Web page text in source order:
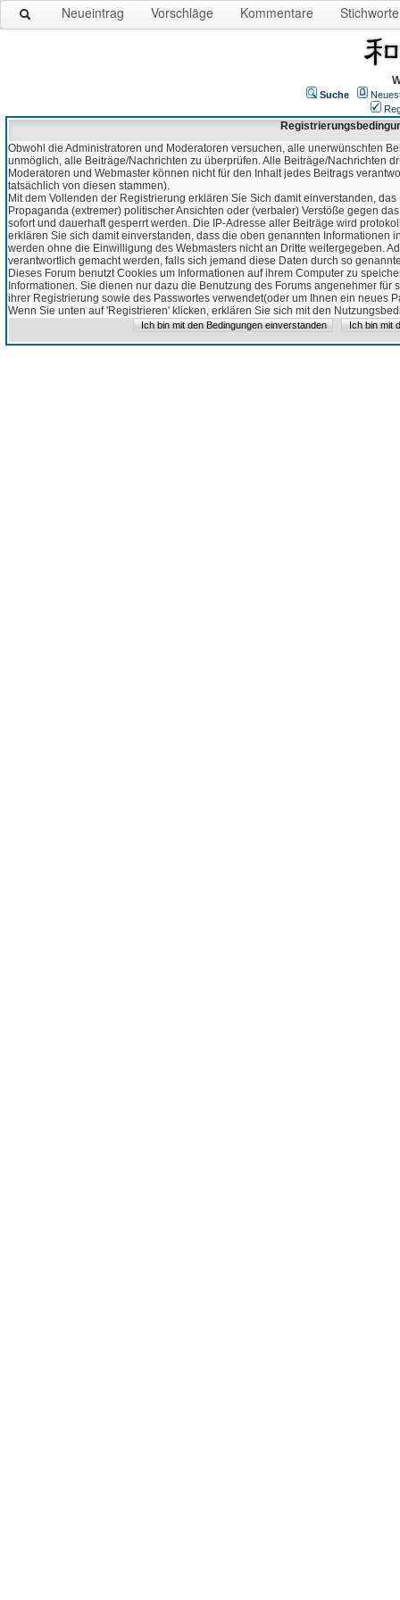
Neueintrag Vorschläge Kommentare Stichworte
Suche
Obwohl die Administratoren und Moderatoren versuchen, alle unerwünschten
unmöglich, alle Beiträge/Nachrichten zu überprüfen. Alle Beiträge/Nachrichten
Moderatoren und Webmaster können nicht für den Inhalt jedes Beitrags
tatsächlich von diesen stammen).
Mit dem Vollenden der Registrierung erklären Sie Sich damit einverstanden,
Propaganda (extremer) politischer Ansichten oder (verbaler) Verstöße gegen
sofort und dauerhaft gesperrt werden. Die IP-Adresse aller Beiträge wird
erklären Sie sich damit einverstanden, dass die oben genannten Informationen
werden ohne die Einwilligung des Webmasters nicht an Dritte weitergegeben.
verantwortlich gemacht werden, falls sich jemand diese Daten durch so
Dieses Forum benutzt Cookies um Informationen auf ihrem Computer zu
Informationen. Sie dienen nur dazu die Benutzung des Forums angenehmer
ihrer Registrierung sowie des Passwortes verwendet(oder um Ihnen ein neues
Wenn Sie unten auf 'Registrieren' klicken, erklären Sie sich mit den